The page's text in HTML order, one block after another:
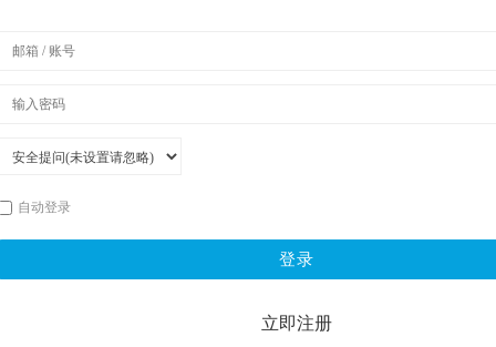
自动登录
登录
立即注册